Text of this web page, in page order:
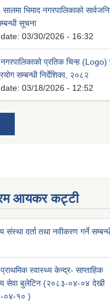
भिमाद नगरपालिकाको
सूचना
03/30/2026 - 16:32
नगरपालिकाको प्रतिक चिन्ह
सम्बन्धी निर्देशिका, २०८२
03/18/2026 - 12:52
आयकर कट्टी
संस्था दर्ता तथा नवीकरण गर्ने
प्राथमिक स्वास्थ्य केन्द्र- साप्ताहिक
सेवा बुलेटिन (२०८३-०४-०४ देखी
०४-१० )